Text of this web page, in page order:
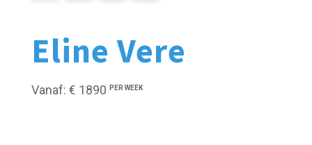
Eline Vere
Vanaf: € 1890 PER WEEK